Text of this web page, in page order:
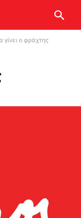
γίνει ο φράχτης